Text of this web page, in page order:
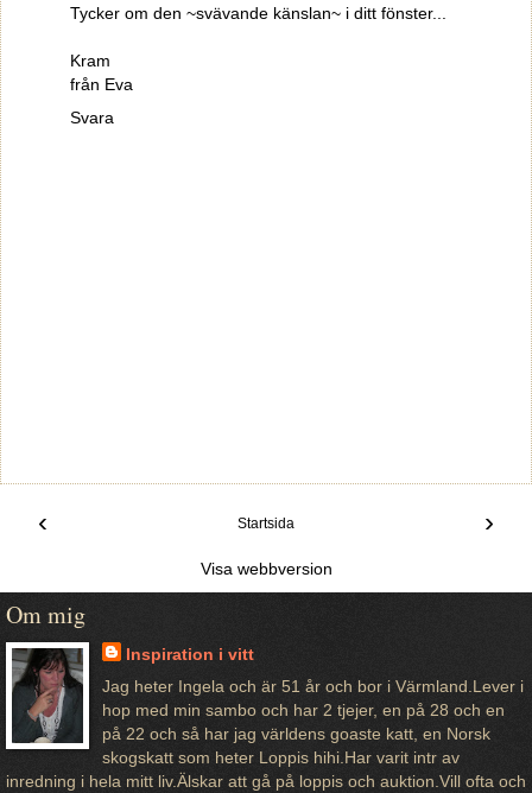
Tycker om den ~svävande känslan~ i ditt fönster...
Kram
från Eva
Svara
‹ ›
Startsida
Visa webbversion
Om mig
Inspiration i vitt
Jag heter Ingela och är 51 år och bor i Värmland.Lever i
hop med min sambo och har 2 tjejer, en på 28 och en
på 22 och så har jag världens goaste katt, en Norsk
skogskatt som heter Loppis hihi.Har varit intr av
inredning i hela mitt liv.Älskar att gå på loppis och auktion.Vill ofta och